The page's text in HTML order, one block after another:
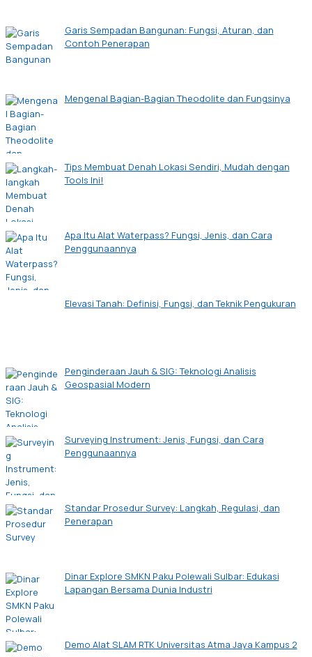
Garis Sempadan Bangunan: Fungsi, Aturan, dan
Contoh Penerapan
Mengenal Bagian-Bagian Theodolite dan Fungsinya
Tips Membuat Denah Lokasi Sendiri, Mudah dengan
Tools Ini!
Apa Itu Alat Waterpass? Fungsi, Jenis, dan Cara
Penggunaannya
Elevasi Tanah: Definisi, Fungsi, dan Teknik Pengukuran
Penginderaan Jauh & SIG: Teknologi Analisis
Geospasial Modern
Surveying Instrument: Jenis, Fungsi, dan Cara
Penggunaannya
Standar Prosedur Survey: Langkah, Regulasi, dan
Penerapan
Dinar Explore SMKN Paku Polewali Sulbar: Edukasi
Lapangan Bersama Dunia Industri
Demo Alat SLAM RTK Universitas Atma Jaya Kampus 2